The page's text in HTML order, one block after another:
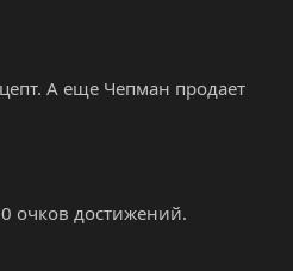
А еще Чепман продает
очков достижений.